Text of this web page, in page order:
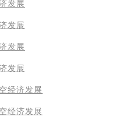
发展
发展
发展
发展
经济发展
经济发展